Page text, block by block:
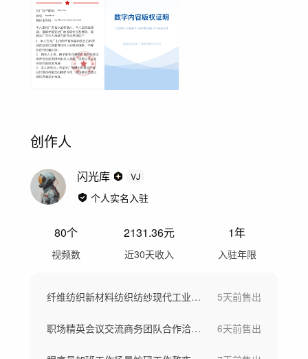
创作人
闪光库 VJ
个人实名入驻
80个
视频数
2131.36元
近30天收入
1年
入驻年限
纤维纺织新材料纺织纺纱现代工业车间工厂 5天前售出
职场精英会议交流商务团队合作洽谈团队欢呼 6天前售出